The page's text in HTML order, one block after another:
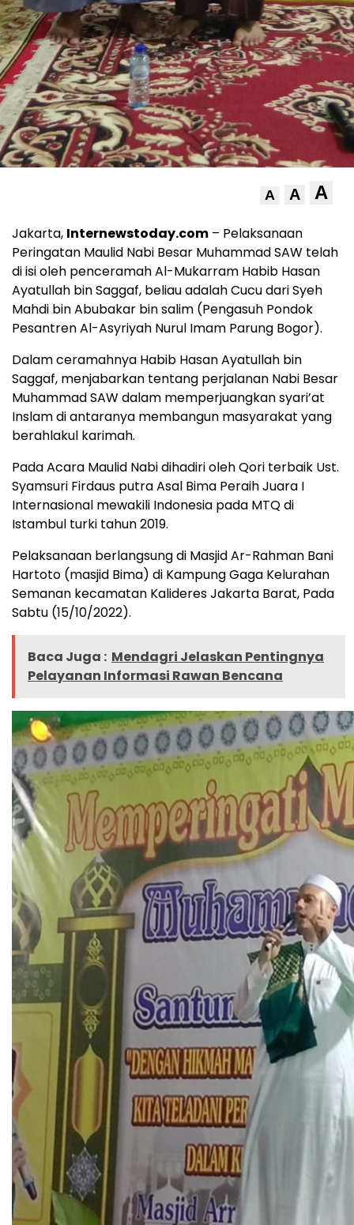
A A A
Jakarta, Internewstoday.com – Pelaksanaan
Peringatan Maulid Nabi Besar Muhammad SAW telah
di isi oleh penceramah Al-Mukarram Habib Hasan
Ayatullah bin Saggaf, beliau adalah Cucu dari Syeh
Mahdi bin Abubakar bin salim (Pengasuh Pondok
Pesantren Al-Asyriyah Nurul Imam Parung Bogor).
Dalam ceramahnya Habib Hasan Ayatullah bin
Saggaf, menjabarkan tentang perjalanan Nabi Besar
Muhammad SAW dalam memperjuangkan syari’at
Inslam di antaranya membangun masyarakat yang
berahlakul karimah.
Pada Acara Maulid Nabi dihadiri oleh Qori terbaik Ust.
Syamsuri Firdaus putra Asal Bima Peraih Juara I
Internasional mewakili Indonesia pada MTQ di
Istambul turki tahun 2019.
Pelaksanaan berlangsung di Masjid Ar-Rahman Bani
Hartoto (masjid Bima) di Kampung Gaga Kelurahan
Semanan kecamatan Kalideres Jakarta Barat, Pada
Sabtu (15/10/2022).
Baca Juga : Mendagri Jelaskan Pentingnya
Pelayanan Informasi Rawan Bencana